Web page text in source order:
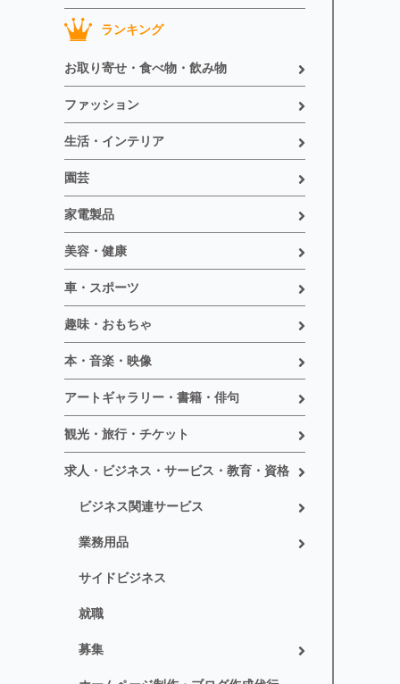
ランキング
お取り寄せ・食べ物・飲み物
ファッション
生活・インテリア
園芸
家電製品
美容・健康
車・スポーツ
趣味・おもちゃ
本・音楽・映像
アートギャラリー・書籍・俳句
観光・旅行・チケット
求人・ビジネス・サービス・教育・資格
ビジネス関連サービス
業務用品
サイドビジネス
就職
募集